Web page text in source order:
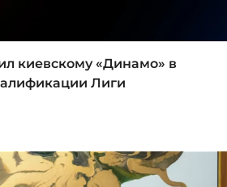
киевскому «Динамо» в
Лиги